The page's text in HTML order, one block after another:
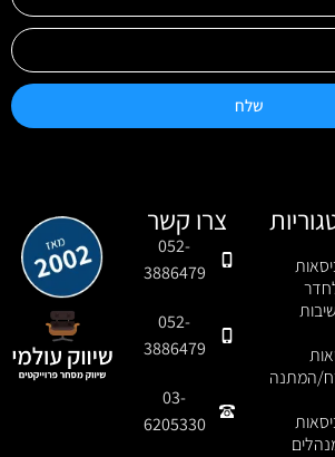
שלח
צרו קשר
052-
3886479
052-
3886479
03-
6205330
המתנה